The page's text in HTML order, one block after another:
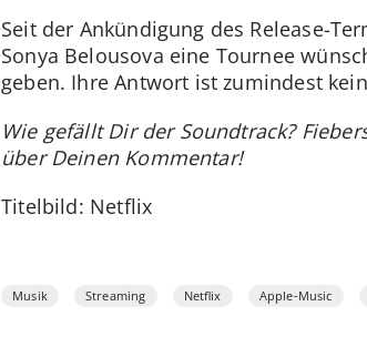
Seit der Ankündigung des Release-
Sonya Belousova eine Tournee
geben. Ihre Antwort ist zumindest
Wie gefällt Dir der Soundtrack?
über Deinen Kommentar!
Titelbild: Netflix
Musik Streaming Netflix Apple-Music